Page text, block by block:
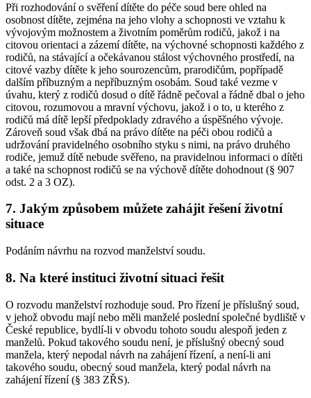
Při rozhodování o svěření dítěte do péče soud bere ohled na
osobnost dítěte, zejména na jeho vlohy a schopnosti ve vztahu k
vývojovým možnostem a životním poměrům rodičů, jakož i na
citovou orientaci a zázemí dítěte, na výchovné schopnosti každého z
rodičů, na stávající a očekávanou stálost výchovného prostředí, na
citové vazby dítěte k jeho sourozencům, prarodičům, popřípadě
dalším příbuzným a nepříbuzným osobám. Soud také vezme v
úvahu, který z rodičů dosud o dítě řádně pečoval a řádně dbal o jeho
citovou, rozumovou a mravní výchovu, jakož i o to, u kterého z
rodičů má dítě lepší předpoklady zdravého a úspěšného vývoje.
Zároveň soud však dbá na právo dítěte na péči obou rodičů a
udržování pravidelného osobního styku s nimi, na právo druhého
rodiče, jemuž dítě nebude svěřeno, na pravidelnou informaci o dítěti
a také na schopnost rodičů se na výchově dítěte dohodnout (§ 907
odst. 2 a 3 OZ).
7. Jakým způsobem můžete zahájit řešení životní
situace
Podáním návrhu na rozvod manželství soudu.
8. Na které instituci životní situaci řešit
O rozvodu manželství rozhoduje soud. Pro řízení je příslušný soud,
v jehož obvodu mají nebo měli manželé poslední společné bydliště v
České republice, bydlí-li v obvodu tohoto soudu alespoň jeden z
manželů. Pokud takového soudu není, je příslušný obecný soud
manžela, který nepodal návrh na zahájení řízení, a není-li ani
takového soudu, obecný soud manžela, který podal návrh na
zahájení řízení (§ 383 ZŘS).